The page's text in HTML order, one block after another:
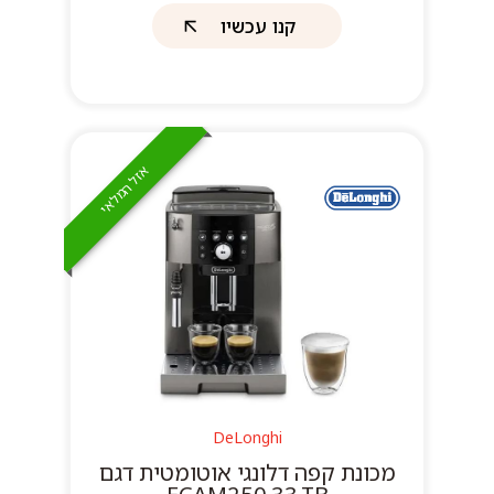
קנו עכשיו
אזל המלאי
DeLonghi
מכונת קפה דלונגי אוטומטית דגם